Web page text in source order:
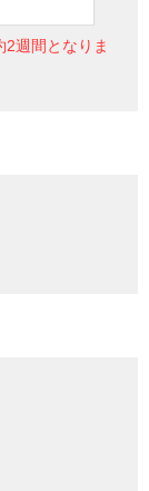
週間となりま